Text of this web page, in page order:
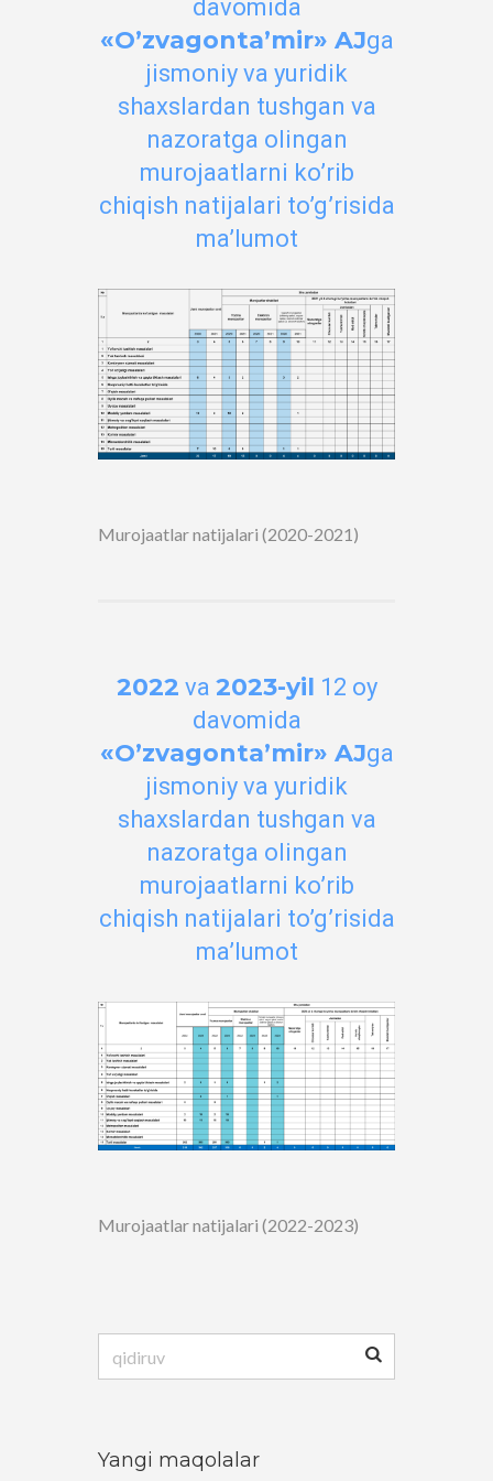
davomida
«O’zvagonta’mir» AJga
jismoniy va yuridik
shaxslardan tushgan va
nazoratga olingan
murojaatlarni ko’rib
chiqish natijalari to’g’risida
ma’lumot
Murojaatlar natijalari (2020-2021)
2022 va 2023-yil 12 oy
davomida
«O’zvagonta’mir» AJga
jismoniy va yuridik
shaxslardan tushgan va
nazoratga olingan
murojaatlarni ko’rib
chiqish natijalari to’g’risida
ma’lumot
Murojaatlar natijalari (2022-2023)
Yangi maqolalar